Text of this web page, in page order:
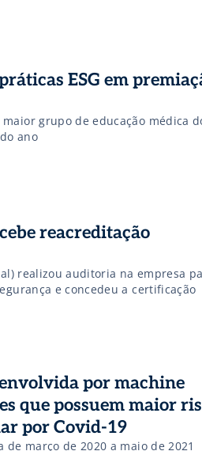
ESG em
maior grupo de educação médica
ano
reacreditação
realizou auditoria na empresa
e concedeu a certificação
por machine
que possuem maior
por Covid-19
de março de 2020 a maio de 2021